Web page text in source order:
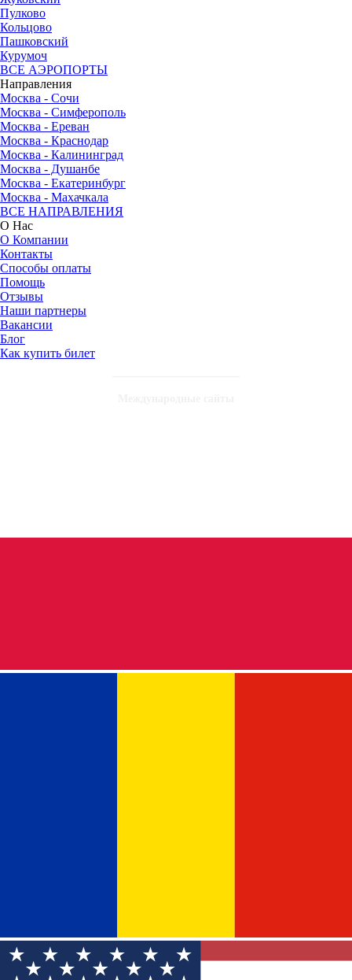
Пулково
Кольцово
Пашковский
Курумоч
ВСЕ АЭРОПОРТЫ
Направления
Москва - Сочи
Москва - Симферополь
Москва - Ереван
Москва - Краснодар
Москва - Калининград
Москва - Душанбе
Москва - Екатеринбург
Москва - Махачкала
ВСЕ НАПРАВЛЕНИЯ
О Нас
О Компании
Контакты
Способы оплаты
Помощь
Отзывы
Наши партнеры
Вакансии
Блог
Как купить билет